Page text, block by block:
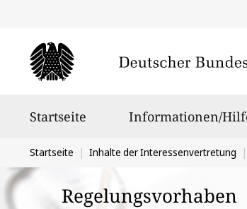
Startseite Informationen/
Sie
befinden
sich
Startseite Inhalte der Interessenvertretung
Regelungsvorhaben